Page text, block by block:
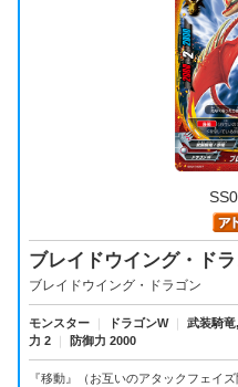
ブレイドウイング・ド
ブレイドウイング・ドラゴン
モンスター ｜ ドラゴンW ｜ 武装騎
力 2
｜ 防御力 2000
『移動』（お互いのアタックフェイ